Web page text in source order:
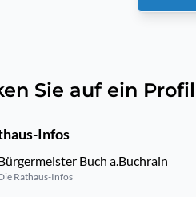
Sie auf ein
Infos
Buch a.Buchrain
Rathaus-Infos